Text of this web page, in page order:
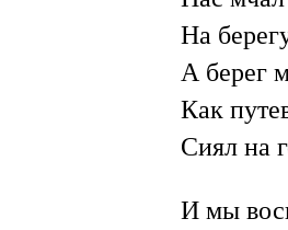
На
А берег
Как
Сиял на
И мы